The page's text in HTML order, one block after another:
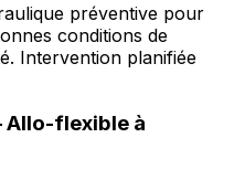
préventive pour
conditions de
Intervention planifiée
Allo-flexible à